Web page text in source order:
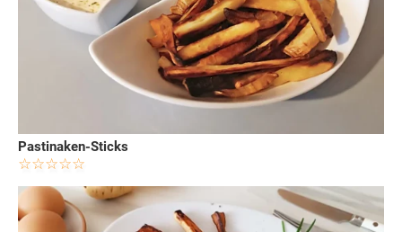
Pastinaken-Sticks